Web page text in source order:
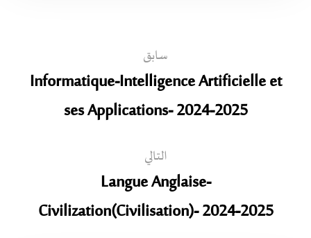
سابق
Informatique-Intelligence Artificielle et
ses Applications- 2024-2025
التالي
Langue Anglaise-
Civilization(Civilisation)- 2024-2025